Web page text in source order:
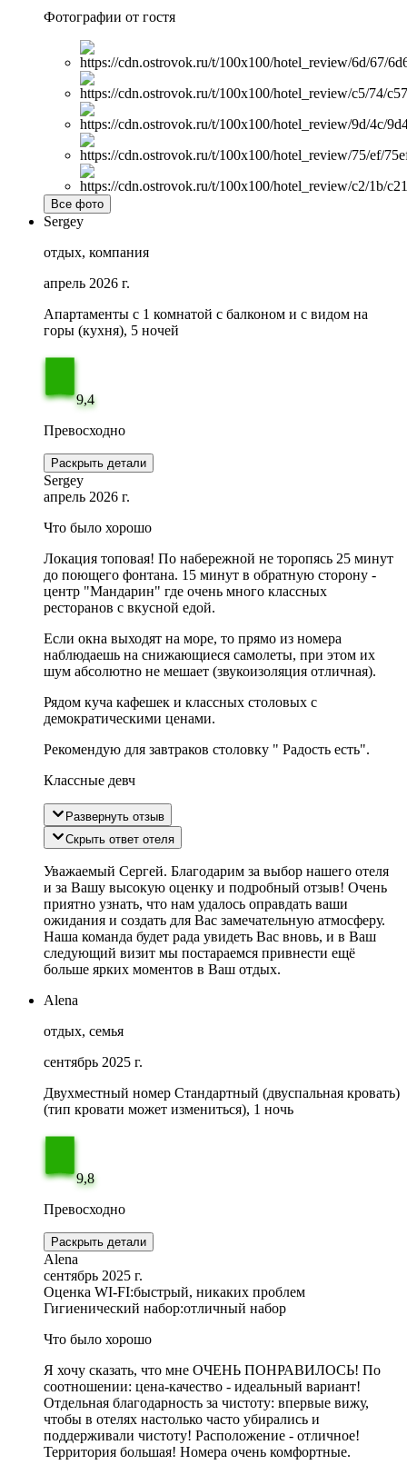
Фотографии от гостя
Все фото
Sergey
отдых, компания
апрель 2026 г.
Апартаменты c 1 комнатой с балконом и с видом на
горы (кухня), 5 ночей
9,4
Превосходно
Раскрыть детали
Sergey
апрель 2026 г.
Что было хорошо
Локация топовая! По набережной не торопясь 25 минут
до поющего фонтана. 15 минут в обратную сторону -
центр "Мандарин" где очень много классных
ресторанов с вкусной едой.
Если окна выходят на море, то прямо из номера
наблюдаешь на снижающиеся самолеты, при этом их
шум абсолютно не мешает (звукоизоляция отличная).
Рядом куча кафешек и классных столовых с
демократическими ценами.
Рекомендую для завтраков столовку " Радость есть".
Классные девч
Развернуть отзыв
Скрыть ответ отеля
Уважаемый Сергей. Благодарим за выбор нашего отеля
и за Вашу высокую оценку и подробный отзыв! Очень
приятно узнать, что нам удалось оправдать ваши
ожидания и создать для Вас замечательную атмосферу.
Наша команда будет рада увидеть Вас вновь, и в Ваш
следующий визит мы постараемся привнести ещё
больше ярких моментов в Ваш отдых.
Alena
отдых, семья
сентябрь 2025 г.
Двухместный номер Стандартный (двуспальная кровать)
(тип кровати может измениться), 1 ночь
9,8
Превосходно
Раскрыть детали
Alena
сентябрь 2025 г.
Оценка WI-FI:быстрый, никаких проблем
Гигиенический набор:отличный набор
Что было хорошо
Я хочу сказать, что мне ОЧЕНЬ ПОНРАВИЛОСЬ! По
соотношении: цена-качество - идеальный вариант!
Отдельная благодарность за чистоту: впервые вижу,
чтобы в отелях настолько часто убирались и
поддерживали чистоту! Расположение - отличное!
Территория большая! Номера очень комфортные.